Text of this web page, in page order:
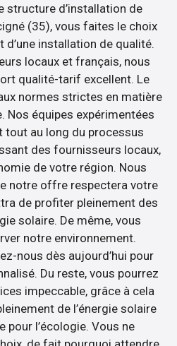
structure d’installation de
(35), vous faites le choix
installation de qualité.
locaux et français, nous
qualité-tarif excellent. Le
normes strictes en matière
Nos équipes expérimentées
tout au long du processus
des fournisseurs locaux,
de votre région. Nous
notre offre respectera votre
de profiter pleinement des
solaire. De même, vous
notre environnement.
nous dès aujourd’hui pour
Du reste, vous pourrez
impeccable, grâce à cela
de l’énergie solaire
pour l’écologie. Vous ne